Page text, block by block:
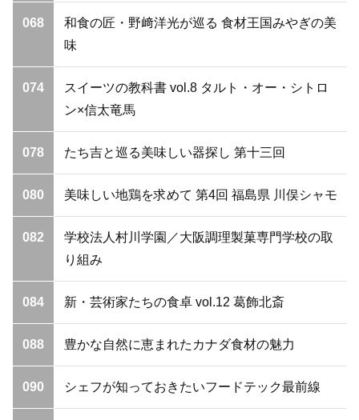
068
和食の匠・野﨑洋光が巡る 食材王国みやぎの美
味
074
スイーツの教科書 vol.8 タルト・オー・シトロ
ン×信太竜馬
078 たち吉と巡る美味しい器探し 第十三回
080 美味しい地鶏を求めて 第4回 福島県 川俣シャモ
082
学校法人村川学園／大阪調理製菓専門学校の取
り組み
084 新・芸術家たちの食卓 vol.12 葛飾北斎
088 豊かな自然に恵まれたカナダ食材の魅力
090 シェフが知っておきたいフードテック最前線